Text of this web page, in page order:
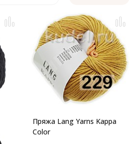
Пряжа Lang Yarns Kappa
Color